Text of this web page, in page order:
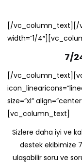
[/vc_column_text][/
width=”1/
7/
[/
size=”xl”
[vc_column_text]
Sizlere daha iyi ve
destek ekibimize
ulaşabilir soru ve